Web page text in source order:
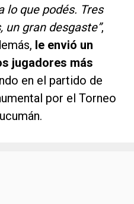
lo que podés. Tres
gran desgaste”,
le envió un
jugadores más
en el partido de
por el Torneo